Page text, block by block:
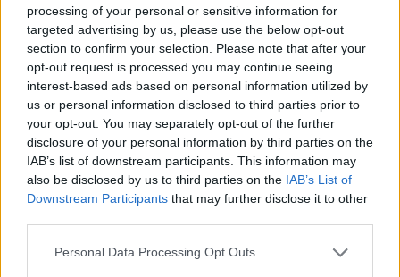
processing of your personal or sensitive information for
targeted advertising by us, please use the below opt-out
section to confirm your selection. Please note that after your
opt-out request is processed you may continue seeing
interest-based ads based on personal information utilized by
us or personal information disclosed to third parties prior to
your opt-out. You may separately opt-out of the further
disclosure of your personal information by third parties on the
IAB’s list of downstream participants. This information may
also be disclosed by us to third parties on the IAB’s List of
Downstream Participants that may further disclose it to other
Please note that this website/app uses one or more Google
Personal Data Processing Opt Outs